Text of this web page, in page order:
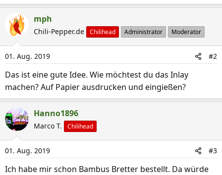
e
a
k
i
o
n
n
mph
Chili-Pepper.de Chilihead Administrator Moderator
01. Aug. 2019 #2
Das ist eine gute Idee. Wie möchtest du das Inlay
machen? Auf Papier ausdrucken und eingießen?
Hanno1896
Marco T. Chilihead
01. Aug. 2019 #3
Ich habe mir schon Bambus Bretter bestellt. Da würde